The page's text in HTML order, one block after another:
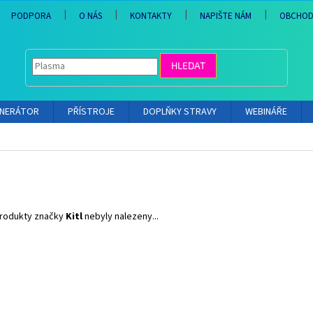
PODPORA O NÁS KONTAKTY NAPIŠTE NÁM
HLEDAT
PŘÍSTROJE DOPLŇKY STRAVY WEBINÁŘE
značky Kitlnebyly nalezeny...